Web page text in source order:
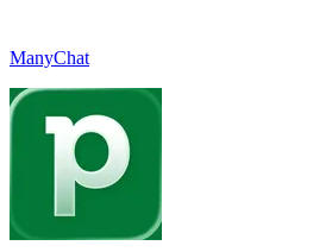
ManyChat